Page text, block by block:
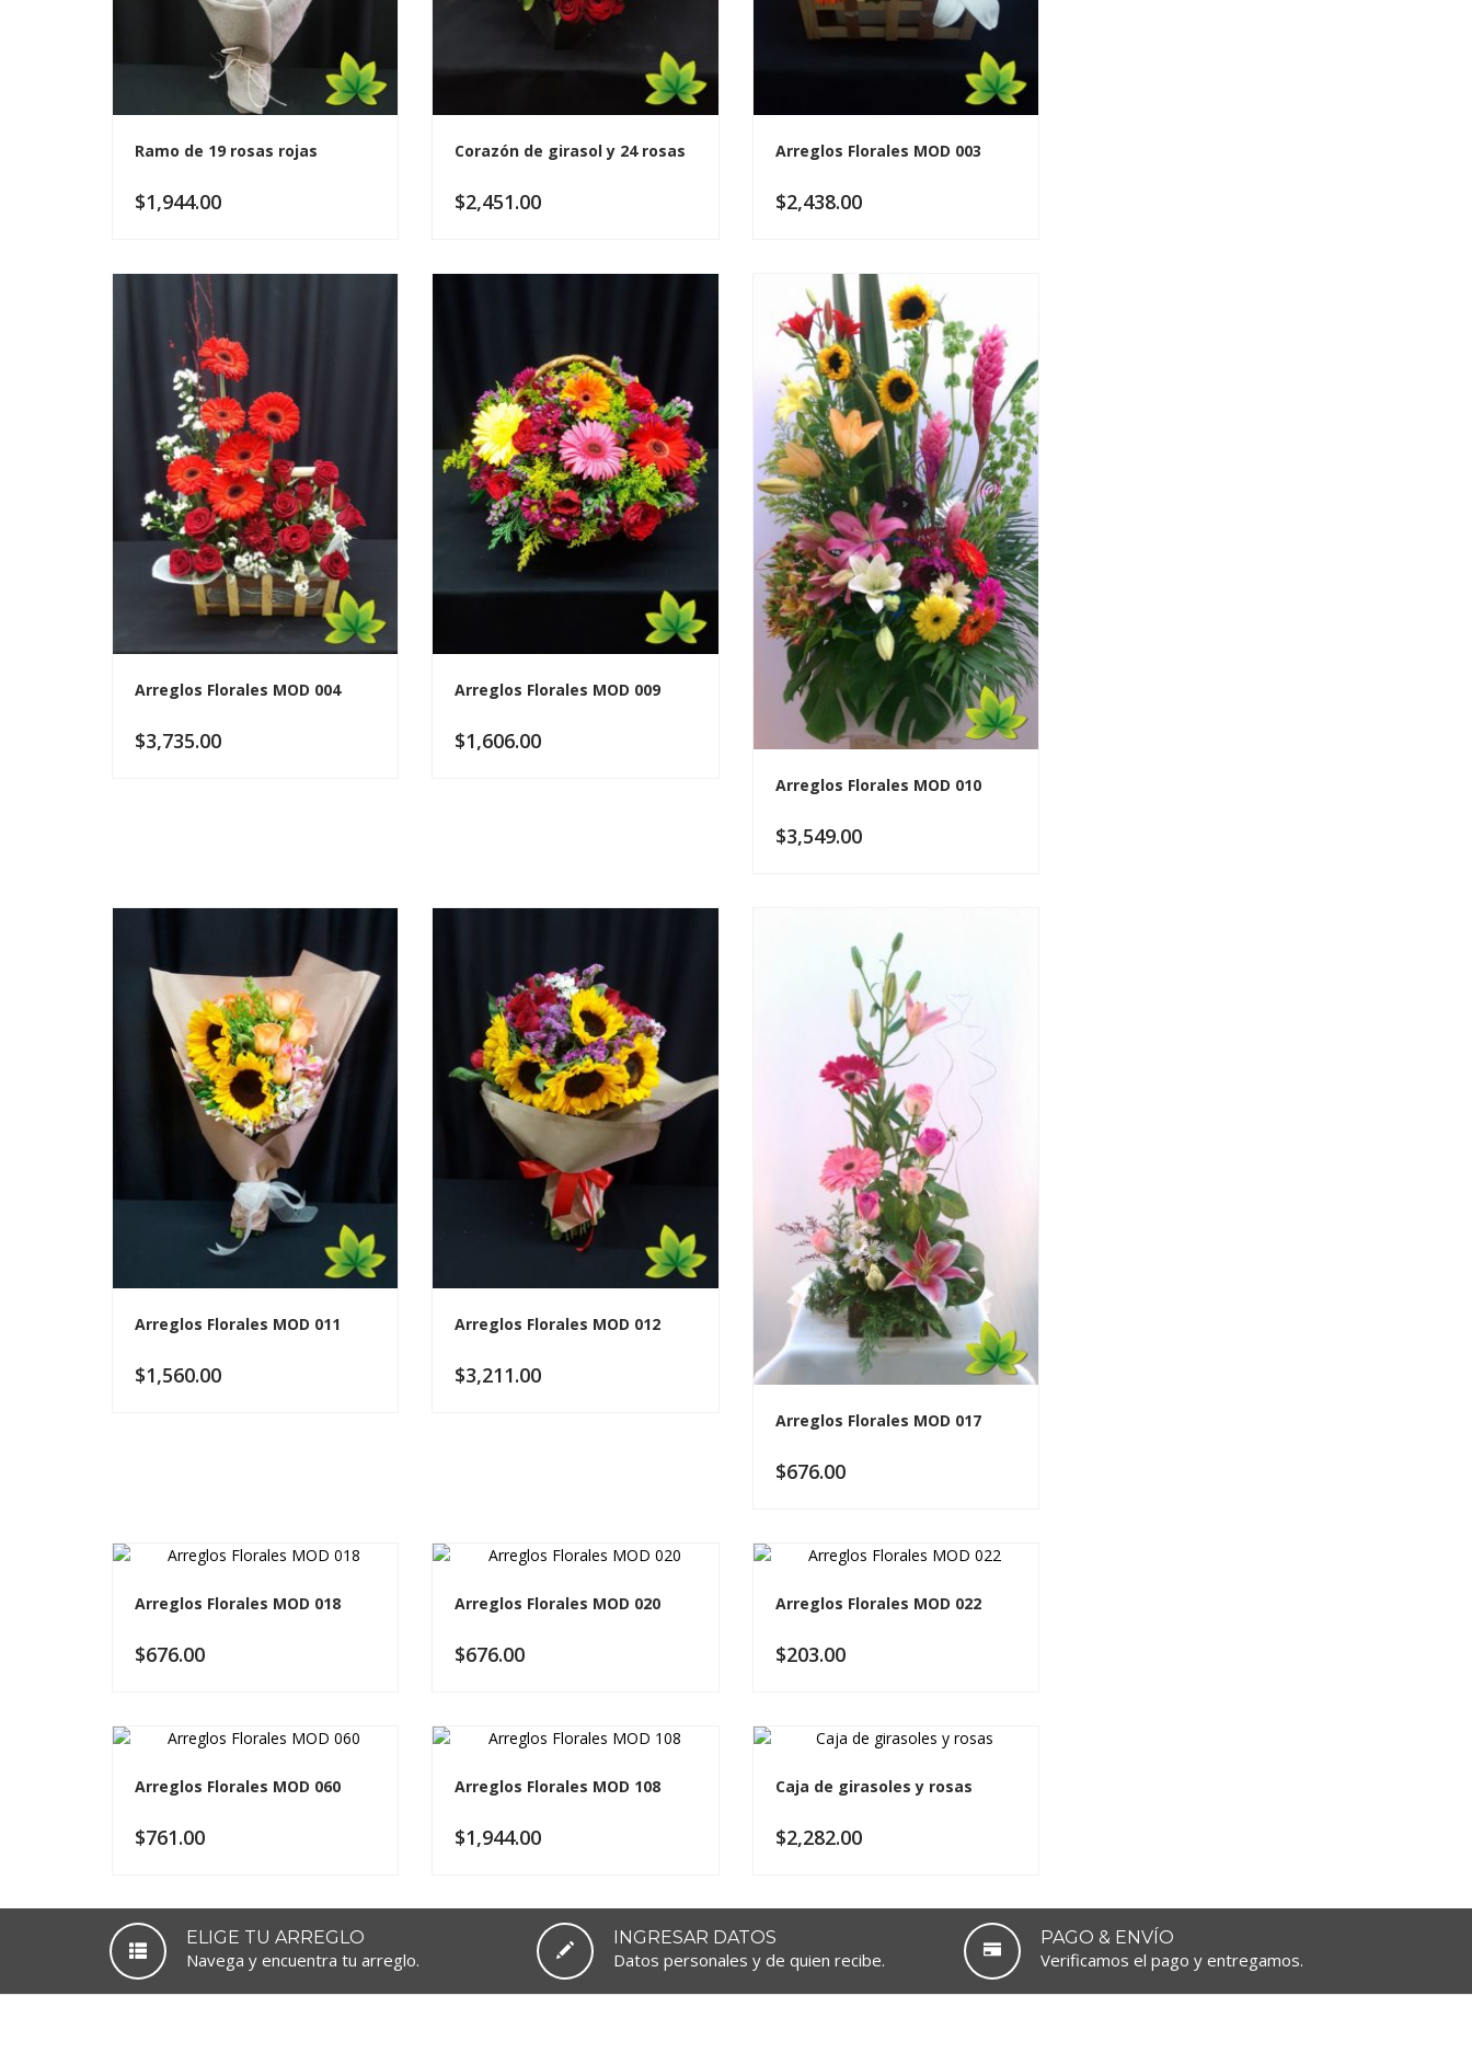
Ramo de 19 rosas rojas
$1,944.00
Corazón de girasol y 24 rosas
$2,451.00
Arreglos Florales MOD 003
$2,438.00
Arreglos Florales MOD 004
$3,735.00
Arreglos Florales MOD 009
$1,606.00
Arreglos Florales MOD 010
$3,549.00
Arreglos Florales MOD 011
$1,560.00
Arreglos Florales MOD 012
$3,211.00
Arreglos Florales MOD 017
$676.00
Arreglos Florales MOD 018
$676.00
Arreglos Florales MOD 020
$676.00
Arreglos Florales MOD 022
$203.00
Arreglos Florales MOD 060
$761.00
Arreglos Florales MOD 108
$1,944.00
Caja de girasoles y rosas
$2,282.00
ELIGE TU ARREGLO
Navega y encuentra tu arreglo.
INGRESAR DATOS
Datos personales y de quien recibe.
PAGO & ENVÍO
Verificamos el pago y entregamos.